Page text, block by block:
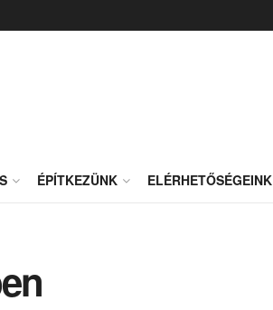
ÉPÍTKEZÜNK ELÉRHETŐSÉGEINK